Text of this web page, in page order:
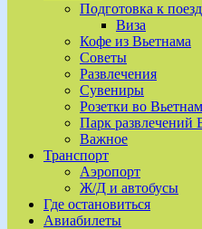
Подготовка к
Виза
Кофе из Вьетнама
Советы
Развлечения
Сувениры
Розетки во
Парк развлечений
Важное
Транспорт
Аэропорт
Ж/Д и автобусы
Где остановиться
Авиабилеты